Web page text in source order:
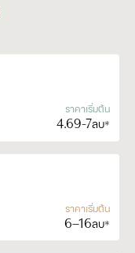
ราคาเริ่มต้น
4.69-7ลบ*
ราคาเริ่มต้น
6–16ลบ*